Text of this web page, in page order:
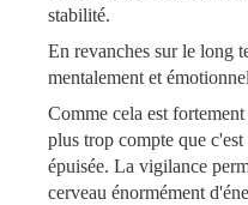
stabilité.
En revanches sur le long
mentalement et
Comme cela est
plus trop compte que
épuisée. La vigilance
cerveau énormément